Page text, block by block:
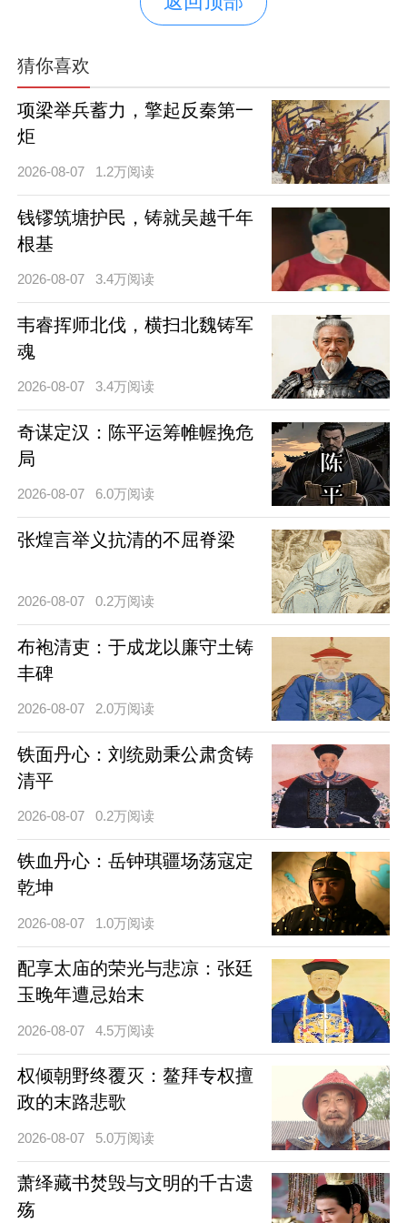
猜你喜欢
项梁举兵蓄力，擎起反秦第一
炬
2026-08-07 1.2万阅读
钱镠筑塘护民，铸就吴越千年
根基
2026-08-07 3.4万阅读
韦睿挥师北伐，横扫北魏铸军
魂
2026-08-07 3.4万阅读
奇谋定汉：陈平运筹帷幄挽危
局
2026-08-07 6.0万阅读
张煌言举义抗清的不屈脊梁
2026-08-07 0.2万阅读
布袍清吏：于成龙以廉守土铸
丰碑
2026-08-07 2.0万阅读
铁面丹心：刘统勋秉公肃贪铸
清平
2026-08-07 0.2万阅读
铁血丹心：岳钟琪疆场荡寇定
乾坤
2026-08-07 1.0万阅读
配享太庙的荣光与悲凉：张廷
玉晚年遭忌始末
2026-08-07 4.5万阅读
权倾朝野终覆灭：鳌拜专权擅
政的末路悲歌
2026-08-07 5.0万阅读
萧绎藏书焚毁与文明的千古遗
殇